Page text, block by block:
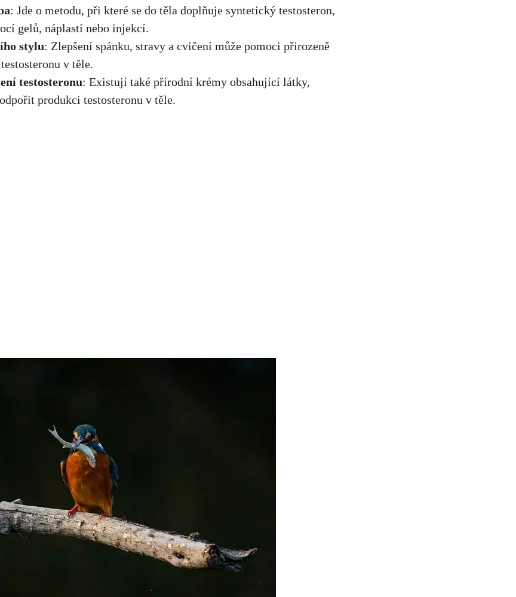
: Jde o metodu, při které se do těla doplňuje syntetický testosteron,
gelů, náplastí nebo injekcí.
stylu: Zlepšení spánku, stravy a cvičení může pomoci přirozeně
v těle.
testosteronu: Existují také přírodní krémy obsahující látky,
produkci testosteronu v těle.